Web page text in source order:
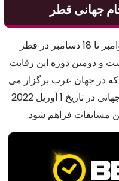
جهانی قطر
جام جهانی فوتبال 2022 قطر از 20 نوامبر تا 18 دسامبر در قطر
و دومین دوره این رقابت
در جهان عرب برگزار می
شود. قرعه کشی مرحله گروهی جام جهانی در تاریخ 1 آوریل 2022
مسابقات فراهم شود.